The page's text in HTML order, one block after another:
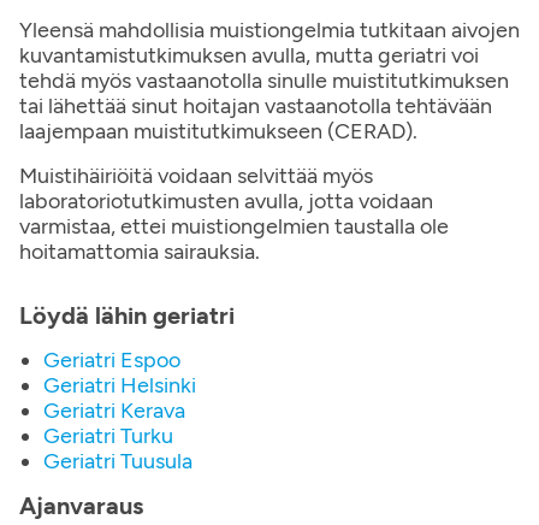
Yleensä mahdollisia muistiongelmia tutkitaan aivojen
kuvantamistutkimuksen avulla, mutta geriatri voi
tehdä myös vastaanotolla sinulle muistitutkimuksen
tai lähettää sinut hoitajan vastaanotolla tehtävään
laajempaan muistitutkimukseen (CERAD).
Muistihäiriöitä voidaan selvittää myös
laboratoriotutkimusten avulla, jotta voidaan
varmistaa, ettei muistiongelmien taustalla ole
hoitamattomia sairauksia.
Löydä lähin geriatri
Geriatri Espoo
Geriatri Helsinki
Geriatri Kerava
Geriatri Turku
Geriatri Tuusula
Ajanvaraus